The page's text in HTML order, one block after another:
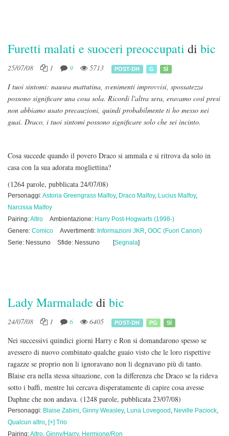
Furetti malati e suoceri preoccupati di bic
25/07/08 1 9 5713 POST-DH G SÌ
I tuoi sintomi: nausea mattutina, svenimenti improvvisi, spossatezza
possono significare una cosa sola. Ricordi l'altra sera, eravamo così presi
non abbiamo usato precauzioni, quindi probabilmente ti ho messo nei
guai. Draco, i tuoi sintomi possono significare solo che sei incinto.
Cosa succede quando il povero Draco si ammala e si ritrova da solo in
casa con la sua adorata mogliettina?
(1264 parole, pubblicata 24/07/08)
Personaggi:Astoria Greengrass Malfoy, Draco Malfoy, Lucius Malfoy,
Narcissa Malfoy
Pairing:Altro Ambientazione: Harry Post-Hogwarts (1998-)
Genere: Comico Avvertimenti: Informazioni JKR, OOC (Fuori Canon)
Serie: Nessuno
Sfide: Nessuno [Segnala]
Lady Marmalade di bic
24/07/08 1 6 6405 POST-DH PG SÌ
Nei successivi quindici giorni Harry e Ron si domandarono spesso se
avessero di nuovo combinato qualche guaio visto che le loro rispettive
ragazze se proprio non li ignoravano non li degnavano più di tanto.
Blaise era nella stessa situazione, con la differenza che Draco se la rideva
sotto i baffi, mentre lui cercava disperatamente di capire cosa avesse
Daphne che non andava. (1248 parole, pubblicata 23/07/08)
Personaggi: Blaise Zabini, Ginny Weasley, Luna Lovegood , Neville Paciock,
Qualcun altro, [+] Trio
Pairing:Altro, Ginny/Harry, Hermione/Ron